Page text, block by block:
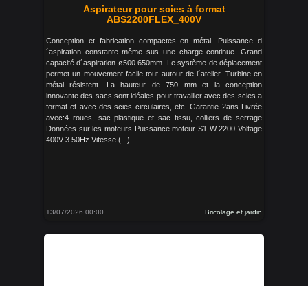
Aspirateur pour scies à format
ABS2200FLEX_400V
Conception et fabrication compactes en métal. Puissance d
´aspiration constante même sus une charge continue. Grand
capacité d´aspiration ø500 650mm. Le système de déplacement
permet un mouvement facile tout autour de l´atelier. Turbine en
métal résistent. La hauteur de 750 mm et la conception
innovante des sacs sont idéales pour travailler avec des scies a
format et avec des scies circulaires, etc. Garantie 2ans Livrée
avec:4 roues, sac plastique et sac tissu, colliers de serrage
Données sur les moteurs Puissance moteur S1 W 2200 Voltage
400V 3 50Hz Vitesse (...)
13/07/2026 00:00 Bricolage et jardin